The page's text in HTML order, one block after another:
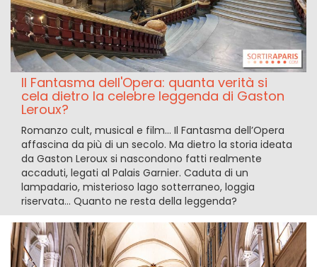
Il Fantasma dell'Opera: quanta verità si
cela dietro la celebre leggenda di Gaston
Leroux?
Romanzo cult, musical e film... Il Fantasma dell’Opera
affascina da più di un secolo. Ma dietro la storia ideata
da Gaston Leroux si nascondono fatti realmente
accaduti, legati al Palais Garnier. Caduta di un
lampadario, misterioso lago sotterraneo, loggia
riservata... Quanto ne resta della leggenda?